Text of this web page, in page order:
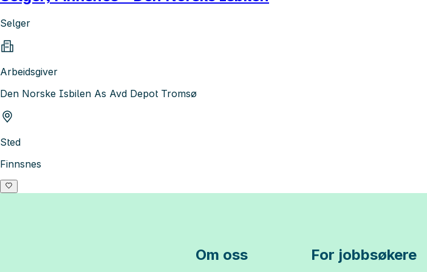
Selger
Arbeidsgiver
Den Norske Isbilen As Avd Depot Tromsø
Sted
Finnsnes
Om oss For jobbsøkere